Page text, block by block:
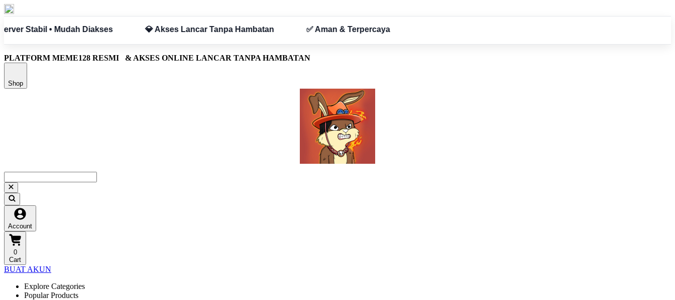
Hambatan ✅ Aman & Terpercaya
PLATFORM MEME128 RESMI & AKSES ONLINE LANCAR TANPA HAMBATAN
Shop
Account
0
Cart
BUAT AKUN
Explore Categories
Popular Products